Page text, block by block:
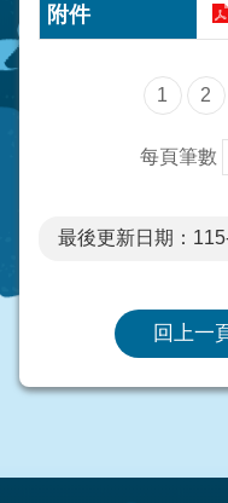
1 2
每頁筆數
最後更新日期：
回上一